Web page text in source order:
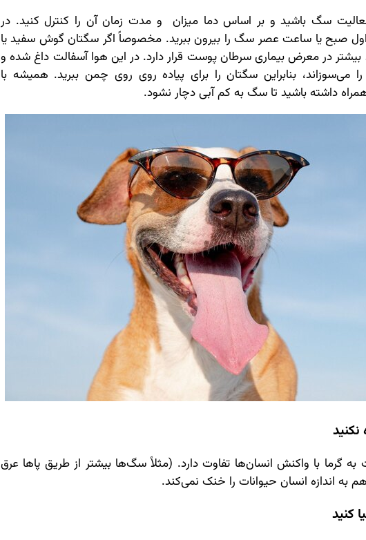
سگ باشید و بر اساس دما میزان و مدت زمان آن را کنترل کنید. در
اول صبح یا ساعت عصر سگ را بیرون ببرید. مخصوصاً اگر سگتان گوش سفید یا
بیشتر در معرض بیماری سرطان پوست قرار دارد. در این هوا آسفالت داغ شده و
می‌سوزاند، بنابراین سگتان را برای پیاده روی روی چمن ببرید. همیشه با
داشته باشید تا سگ به کم آبی دچار نشود.
به گرما با واکنش انسان‌ها تفاوت دارد. (مثلاً سگ‌ها بیشتر از طریق پاها عرق
به اندازه انسان حیوانات را خنک نمی‌کند.
کنید